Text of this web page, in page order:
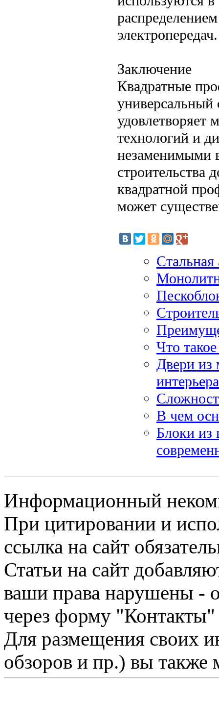
электропередач.
Заключение
Квадратные
универсальный
удовлетворяет
технологий и
незаменимыми
строительства
квадратной
может
Что
Двери из
интерьера
В чем
Блоки из
Информационный
При цитировании и
ссылка на сайт
Статьи на сайт
ваши права нарушены -
через форму "Контакты"
Для размещения своих
обзоров и пр.) вы также